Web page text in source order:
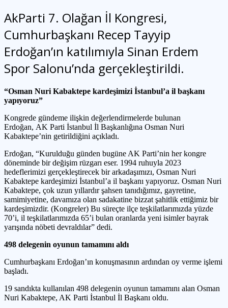
AkParti 7. Olağan İl Kongresi,
Cumhurbaşkanı Recep Tayyip
Erdoğan’ın katılımıyla Sinan Erdem
Spor Salonu’nda gerçekleştirildi.
“Osman Nuri Kabaktepe kardeşimizi İstanbul’a il başkanı
yapıyoruz”
Kongrede gündeme ilişkin değerlendirmelerde bulunan
Erdoğan, AK Parti İstanbul İl Başkanlığına Osman Nuri
Kabaktepe’nin getirildiğini açıkladı.
Erdoğan, “Kurulduğu günden bugüne AK Parti’nin her kongre
döneminde bir değişim rüzgarı eser. 1994 ruhuyla 2023
hedeflerimizi gerçekleştirecek bir arkadaşımızı, Osman Nuri
Kabaktepe kardeşimizi İstanbul’a il başkanı yapıyoruz. Osman Nuri
Kabaktepe, çok uzun yıllardır şahsen tanıdığımız, gayretine,
samimiyetine, davamıza olan sadakatine bizzat şahitlik ettiğimiz bir
kardeşimizdir. (Kongreler) Bu süreçte ilçe teşkilatlarımızda yüzde
70’i, il teşkilatlarımızda 65’i bulan oranlarda yeni isimler bayrak
yarışında nöbeti devraldılar” dedi.
498 delegenin oyunun tamamını aldı
Cumhurbaşkanı Erdoğan’ın konuşmasının ardından oy verme işlemi
başladı.
19 sandıkta kullanılan 498 delegenin oyunun tamamını alan Osman
Nuri Kabaktepe, AK Parti İstanbul İl Başkanı oldu.